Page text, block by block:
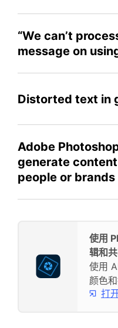
“We can’t
message on
Distorted text in
Adobe
generate
people or brands
使用
辑和
使用
颜色
打